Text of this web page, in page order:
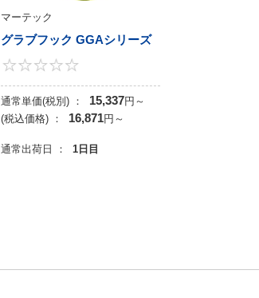
マーテック
グラブフック GGAシリーズ
通常単価(税別) ： 15,337円 ～
(税込価格) ：
16,871円 ～
通常出荷日 ： 1日目